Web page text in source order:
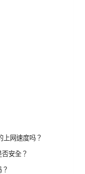
上网速度吗？
安全？